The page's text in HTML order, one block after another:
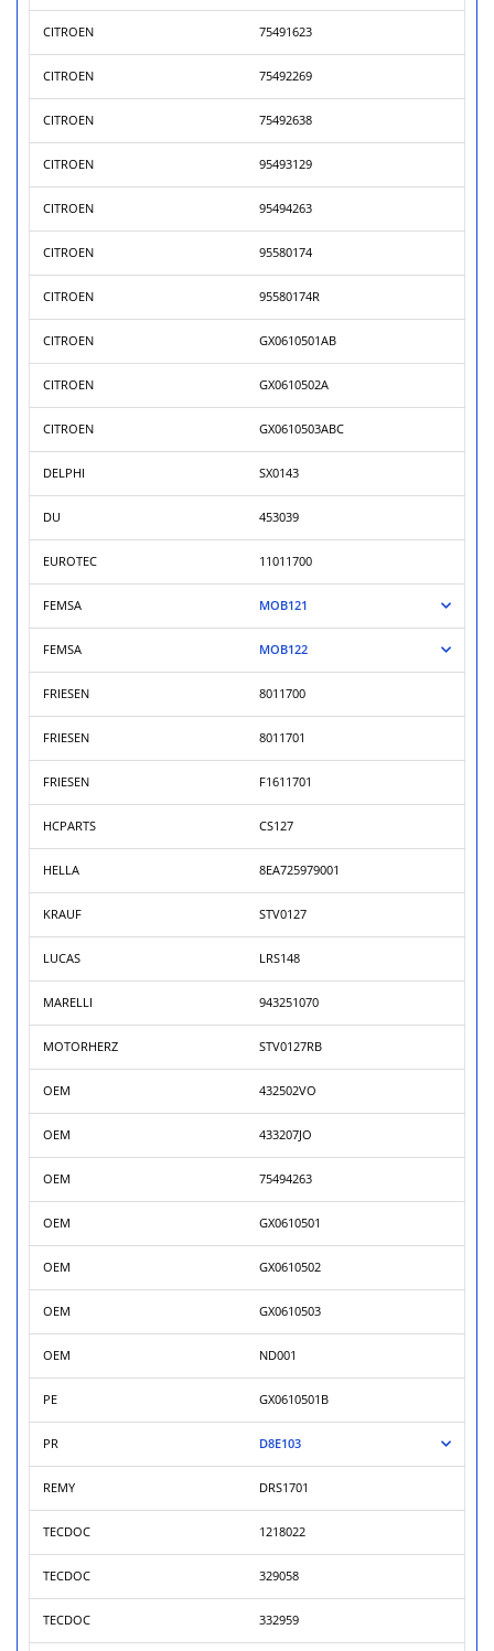
CITROEN 75491623
CITROEN 75492269
CITROEN 75492638
CITROEN 95493129
CITROEN 95494263
CITROEN 95580174
CITROEN 95580174R
CITROEN GX0610501AB
CITROEN GX0610502A
CITROEN GX0610503ABC
DELPHI SX0143
DU 453039
EUROTEC 11011700
FEMSA MOB121
FEMSA MOB122
FRIESEN 8011700
FRIESEN 8011701
FRIESEN F1611701
HCPARTS CS127
HELLA 8EA725979001
KRAUF STV0127
LUCAS LRS148
MARELLI 943251070
MOTORHERZ STV0127RB
OEM 432502VO
OEM 433207JO
OEM 75494263
OEM GX0610501
OEM GX0610502
OEM GX0610503
OEM ND001
PE GX0610501B
PR D8E103
REMY DRS1701
TECDOC 1218022
TECDOC 329058
TECDOC 332959